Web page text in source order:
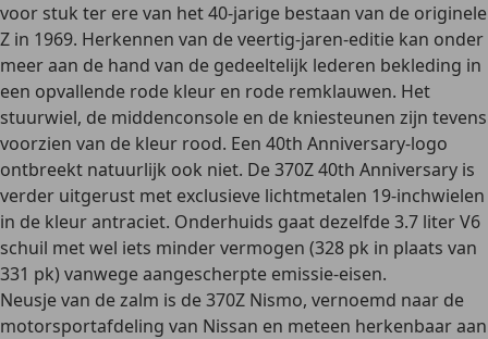
voor stuk ter ere van het 40-jarige bestaan van de originele
Z in 1969. Herkennen van de veertig-jaren-editie kan onder
meer aan de hand van de gedeeltelijk lederen bekleding in
een opvallende rode kleur en rode remklauwen. Het
stuurwiel, de middenconsole en de kniesteunen zijn tevens
voorzien van de kleur rood. Een 40th Anniversary-logo
ontbreekt natuurlijk ook niet. De 370Z 40th Anniversary is
verder uitgerust met exclusieve lichtmetalen 19-inchwielen
in de kleur antraciet. Onderhuids gaat dezelfde 3.7 liter V6
schuil met wel iets minder vermogen (328 pk in plaats van
331 pk) vanwege aangescherpte emissie-eisen.
Neusje van de zalm is de 370Z Nismo, vernoemd naar de
motorsportafdeling van Nissan en meteen herkenbaar aan